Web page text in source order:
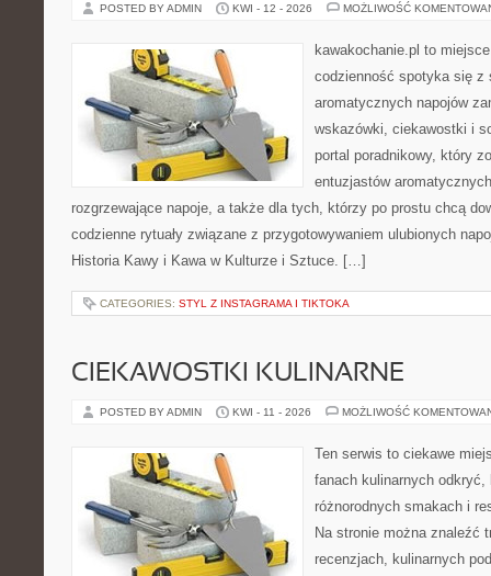
POSTED BY ADMIN KWI - 12 - 2026 MOŻLIWOŚĆ
kawakochanie.pl to
codzienność spotyka się z
aromatycznych napojów
wskazówki, ciekawostki i
portal poradnikowy, który
entuzjastów
rozgrzewające napoje, a także dla tych, którzy po prostu chcą
codzienne rytuały związane z przygotowywaniem ulubionych
Historia Kawy i Kawa w Kulturze i Sztuce. […]
CATEGORIES: STYL Z INSTAGRAMA I TIKTOKA
CIEKAWOSTKI KULINARNE
POSTED BY ADMIN KWI - 11 - 2026 MOŻLIWOŚĆ
Ten serwis to ciekawe
fanach kulinarnych
różnorodnych smakach i
Na stronie można znaleźć
recenzjach, kulinarnych